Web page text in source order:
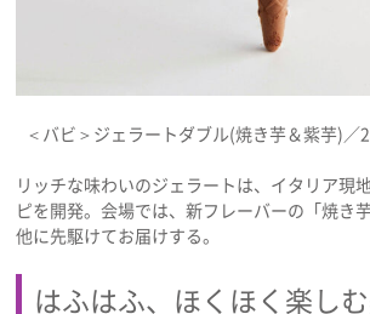
＜バビ＞ジェラートダブル(焼き芋＆紫芋)／
リッチな味わいのジェラートは、イタリア現
ピを開発。会場では、新フレーバーの「焼き
他に先駆けてお届けする。
はふはふ、ほくほく楽し